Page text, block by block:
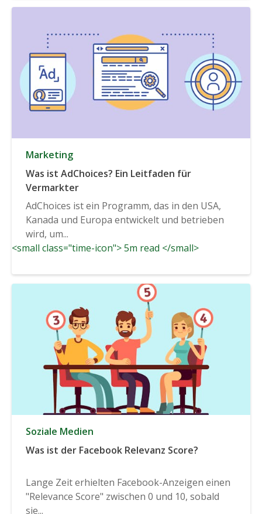
Marketing
Was ist AdChoices? Ein Leitfaden für
Vermarkter
AdChoices ist ein Programm, das in den USA,
Kanada und Europa entwickelt und betrieben
wird, um...
<small class="time-icon"> 5m read </small>
Soziale Medien
Was ist der Facebook Relevanz Score?
Lange Zeit erhielten Facebook-Anzeigen einen
"Relevance Score" zwischen 0 und 10, sobald
sie...